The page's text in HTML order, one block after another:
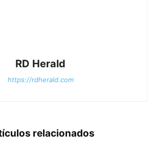
RD Herald
https://rdherald.com
relacionados